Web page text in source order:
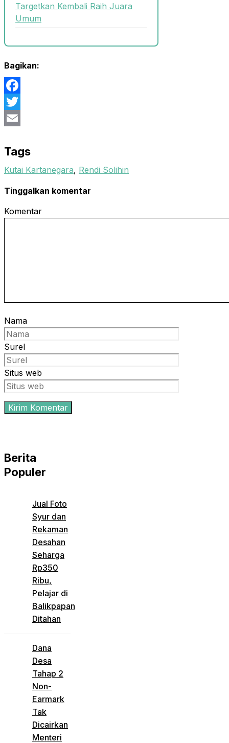
Targetkan Kembali Raih Juara
Umum
Bagikan:
Facebook
Twitter
Tags
Kutai Kartanegara, Rendi Solihin
Tinggalkan komentar
Komentar
Nama
Surel
Situs web
Berita
Populer
Jual Foto
Syur dan
Rekaman
Desahan
Seharga
Rp350
Ribu,
Pelajar di
Balikpapan
Ditahan
Dana
Desa
Tahap 2
Non-
Earmark
Tak
Dicairkan
Menteri